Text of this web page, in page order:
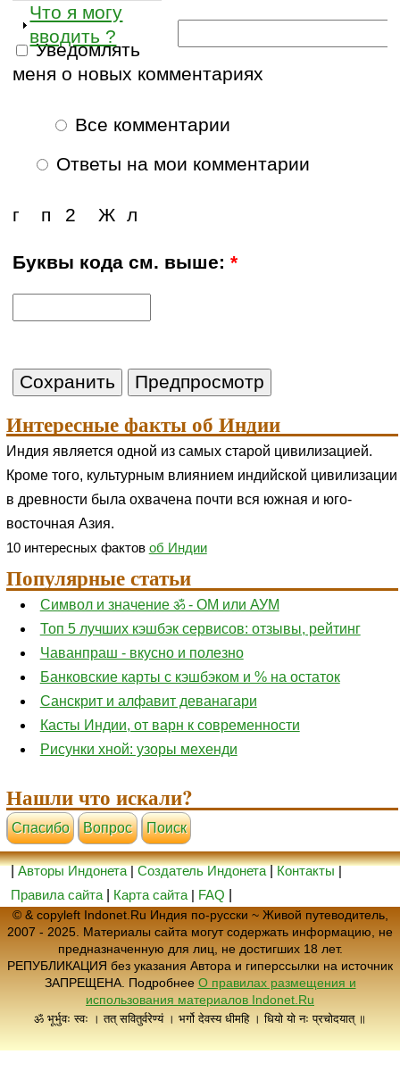
Что я могу
вводить ?
Уведомлять
меня о новых комментариях
Все комментарии
Ответы на мои комментарии
л
Ж
п 2
г
Буквы кода см. выше:*
Интересные факты об Индии
Индия является одной из самых старой цивилизацией.
Кроме того, культурным влиянием индийской цивилизации
в древности была охвачена почти вся южная и юго-
восточная Азия.
10 интересных фактов об Индии
Популярные статьи
Символ и значение ॐ - ОМ или АУМ
Топ 5 лучших кэшбэк сервисов: отзывы, рейтинг
Чаванпраш - вкусно и полезно
Банковские карты с кэшбэком и % на остаток
Санскрит и алфавит деванагари
Касты Индии, от варн к современности
Рисунки хной: узоры мехенди
Нашли что искали?
Cпасибо Вопрос Поиск
|Авторы Индонета|Создатель Индонета|Контакты|
Правила сайта
Карта сайта | FAQ
© & copyleft Indonet.Ru Индия по-русски ~ Живой путеводитель,
2007 - 2025. Материалы сайта могут содержать информацию, не
предназначенную для лиц, не достигших 18 лет.
РЕПУБЛИКАЦИЯ без указания Автора и гиперссылки на источник
ЗАПРЕЩЕНА. Подробнее О правилах размещения и
использования материалов Indonet.Ru
ॐ भूर्भुवः स्वः । तत् सवितुर्वरेण्यं । भर्गो देवस्य धीमहि । धियो यो नः प्रचोदयात् ॥